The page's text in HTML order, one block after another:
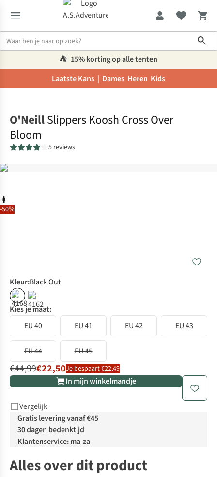
⛺️ 15% korting op alle tenten
Laatste Kans | Dames Heren Kids
-50%
O'NeillSlippers Koosh Cross Over
Bloom
5 reviews
Kleur:Black Out
% %
Kies je maat:
EU 40
EU 41 EU 42 EU 43
EU 44 EU 45
€44,99€22,50Je bespaart €22,49
In mijn winkelmandje
Vergelijk
Gratis levering vanaf €45
30 dagen bedenktijd
Klantenservice: ma-za
Alles over dit product